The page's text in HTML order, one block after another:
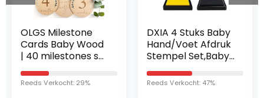
DXIA 4 Stuks Baby
Hand/Voet Afdruk
Stempel Set,Baby
Afdruk
Kaartje,Baby
Reeds Verkocht: 47%
MAM Welcome to
the World
cadeauset, eerste
uitrusting voor
baby’s met 3 anti-
Reeds Verkocht: 98%